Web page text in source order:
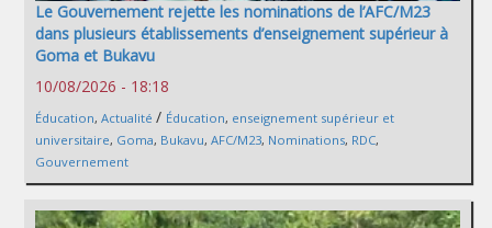
Le Gouvernement rejette les nominations de l’AFC/M23
dans plusieurs établissements d’enseignement supérieur à
Goma et Bukavu
10/08/2026 - 18:18
Éducation, Actualité / Éducation, enseignement supérieur et
universitaire, Goma, Bukavu, AFC/M23, Nominations, RDC,
Gouvernement